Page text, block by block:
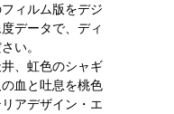
ィルム版をデジ
データで、ディ
い。
、虹色のシャギ
血と吐息を桃色
アデザイン・エ